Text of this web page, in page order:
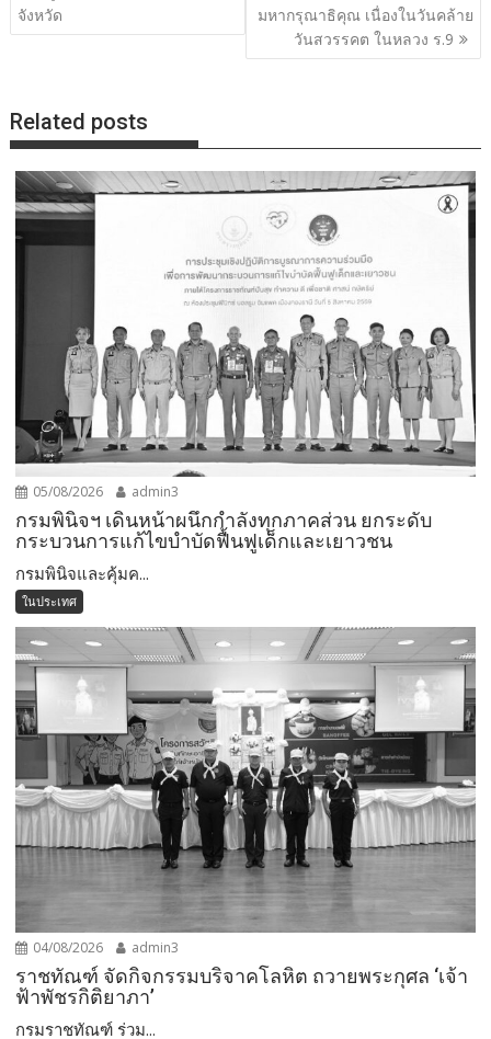
จังหวัด
มหากรุณาธิคุณ เนื่องในวันคล้าย
วันสวรรคต ในหลวง ร.9
Related posts
05/08/2026 admin3
กรมพินิจฯ เดินหน้าผนึกกำลังทุกภาคส่วน ยกระดับ
กระบวนการแก้ไขบำบัดฟื้นฟูเด็กและเยาวชน
กรมพินิจและคุ้มค...
ในประเทศ
04/08/2026 admin3
ราชทัณฑ์ จัดกิจกรรมบริจาคโลหิต ถวายพระกุศล ‘เจ้า
ฟ้าพัชรกิติยาภา’
กรมราชทัณฑ์ ร่วม...